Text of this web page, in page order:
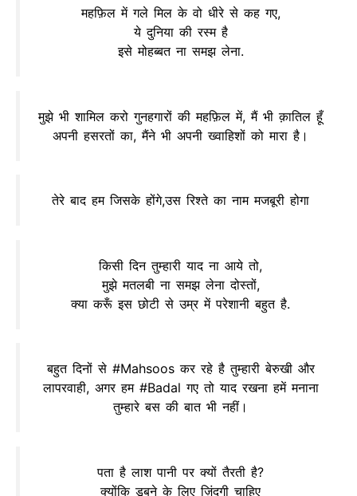
महफ़िल में गले मिल के वो धीरे से कह गए,
ये दुनिया की रस्म है
इसे मोहब्बत ना समझ लेना.
मुझे भी शामिल करो गुनहगारों की महफ़िल में, मैं भी क़ातिल हूँ
अपनी हसरतों का, मैंने भी अपनी ख्वाहिशों को मारा है।
तेरे बाद हम जिसके होंगे,उस रिश्ते का नाम मजबूरी होगा
किसी दिन तुम्हारी याद ना आये तो,
मुझे मतलबी ना समझ लेना दोस्तों,
क्या करूँ इस छोटी से उम्र में परेशानी बहुत है.
बहुत दिनों से #Mahsoos कर रहे है तुम्हारी बेरुखी और
लापरवाही, अगर हम #Badal गए तो याद रखना हमें मनाना
तुम्हारे बस की बात भी नहीं।
पता है लाश पानी पर क्यों तैरती है?
क्योंकि डूबने के लिए ज़िंदगी चाहिए